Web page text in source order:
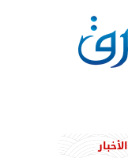
الأخبار